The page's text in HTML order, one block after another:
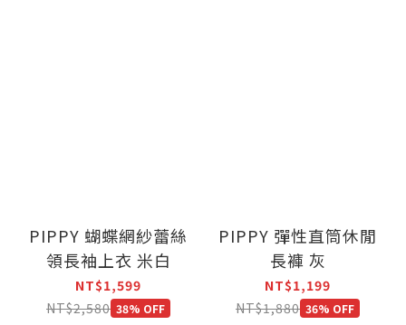
PIPPY 蝴蝶網紗蕾絲
領長袖上衣 米白
NT$1,599
NT$2,580 38% OFF
PIPPY 彈性直筒休閒
長褲 灰
NT$1,199
NT$1,880 36% OFF